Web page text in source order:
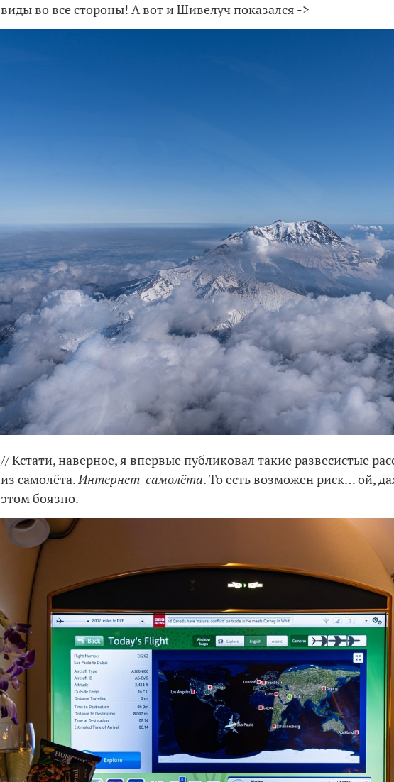
виды во все стороны! А вот и Шивелуч показался ->
// Кстати, наверное, я впервые публиковал такие развесистые
из самолёта.Интернет-самолёта. То есть возможен риск… ой,
этом боязно.